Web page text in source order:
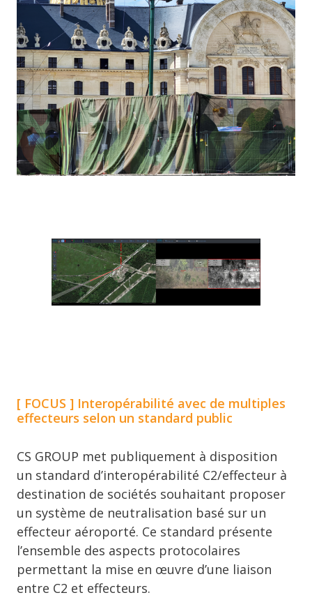
[ FOCUS ] Interopérabilité avec de multiples
effecteurs selon un standard public
CS GROUP met publiquement à disposition
un standard d’interopérabilité C2/effecteur à
destination de sociétés souhaitant proposer
un système de neutralisation basé sur un
effecteur aéroporté. Ce standard présente
l’ensemble des aspects protocolaires
permettant la mise en œuvre d’une liaison
entre C2 et effecteurs.